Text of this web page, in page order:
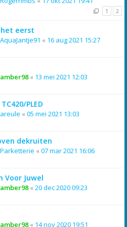
1 2
eerst
AquaJantje91 « 16 aug 2021 15:27
amber98« 13 mei 2021 12:03
PLED
areule « 05 mei 2021 13:03
dekruiten
Parketterie « 07 mar 2021 16:06
Voor Juwel
amber98« 20 dec 2020 09:23
amber98« 14 nov 2020 19:51